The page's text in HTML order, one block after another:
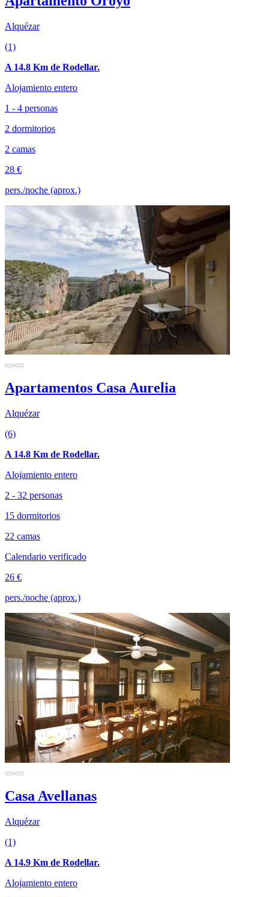
Alquézar
(1)
A 14.8 Km de Rodellar.
Alojamiento entero
1 - 4 personas
2 dormitorios
2 camas
28 €
pers./noche (aprox.)
Apartamentos Casa Aurelia
Alquézar
(6)
A 14.8 Km de Rodellar.
Alojamiento entero
2 - 32 personas
15 dormitorios
22 camas
Calendario verificado
26 €
pers./noche (aprox.)
Casa Avellanas
Alquézar
(1)
A 14.9 Km de Rodellar.
Alojamiento entero